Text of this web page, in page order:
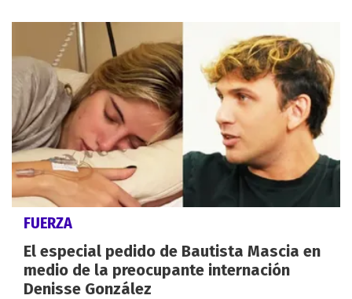
FUERZA
El especial pedido de Bautista Mascia en
medio de la preocupante internación
Denisse González